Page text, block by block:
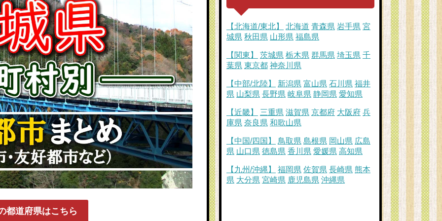
都道府県はこちら
【北海道/東北】 北海道 青森県 岩手県 宮
城県 秋田県 山形県 福島県
【関東】 茨城県 栃木県 群馬県 埼玉県 千
葉県 東京都 神奈川県
【中部/北陸】 新潟県 富山県 石川県 福井
県 山梨県 長野県 岐阜県 静岡県 愛知県
【近畿】 三重県 滋賀県 京都府 大阪府 兵
庫県 奈良県 和歌山県
【中国/四国】 鳥取県 島根県 岡山県 広島
県 山口県 徳島県 香川県 愛媛県 高知県
【九州/沖縄】 福岡県 佐賀県 長崎県 熊本
県 大分県 宮崎県 鹿児島県 沖縄県